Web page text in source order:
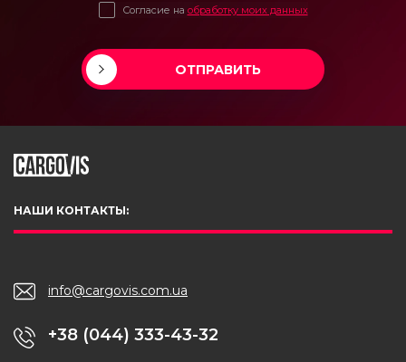
Согласие на обработку моих данных
ОТПРАВИТЬ
НАШИ КОНТАКТЫ:
info@cargovis.com.ua
+38 (044) 333-43-32